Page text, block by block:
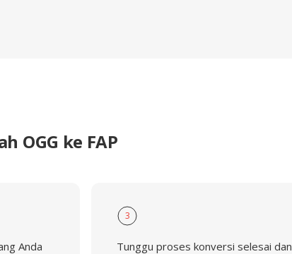
OGG ke FAP
Anda
3
Tunggu proses konversi selesai dan